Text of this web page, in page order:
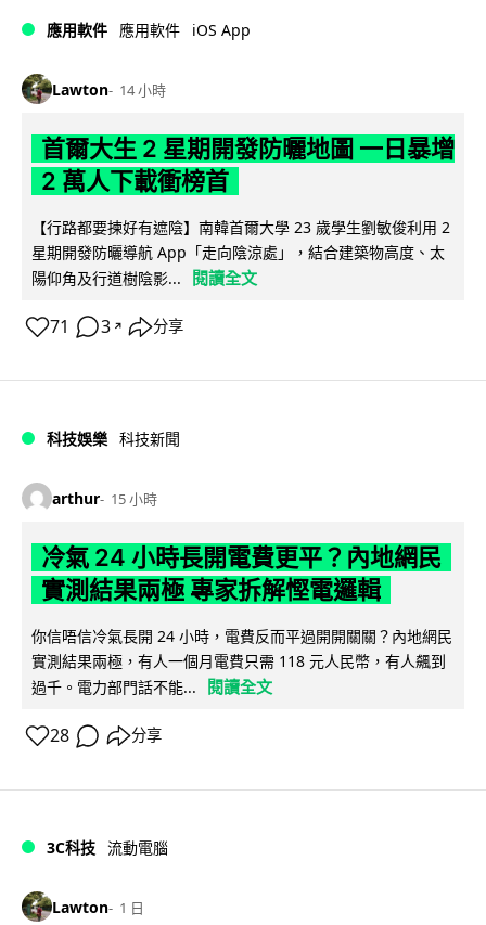
應用軟件 應用軟件 iOS App
Lawton 14 小時
首爾大生 2 星期開發防曬地圖 一日暴增
2 萬人下載衝榜首
【行路都要揀好有遮陰】南韓首爾大學 23 歲學生劉敏俊利用 2
星期開發防曬導航 App「走向陰涼處」，結合建築物高度、太
陽仰角及行道樹陰影...
閱讀全文
71 3 ↗ 分享
科技娛樂 科技新聞
arthur 15 小時
冷氣 24 小時長開電費更平？內地網民
實測結果兩極 專家拆解慳電邏輯
你信唔信冷氣長開 24 小時，電費反而平過開開關關？內地網民
實測結果兩極，有人一個月電費只需 118 元人民幣，有人飆到
過千。電力部門話不能...
閱讀全文
28 分享
3C科技 流動電腦
Lawton 1 日